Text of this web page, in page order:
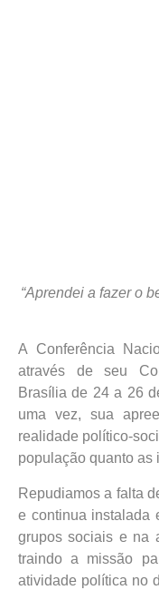
“Aprendei a fazer o
A Conferência
através de seu
Brasília de 24 a 26
uma vez, sua
realidade político-
população quanto as
Repudiamos a falta
e continua instalada
grupos sociais e na
traindo a missão
atividade política no